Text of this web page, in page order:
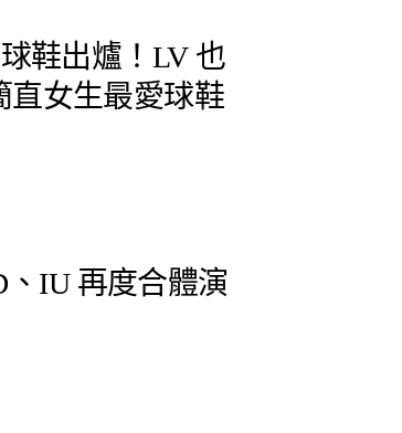
鞋出爐！LV 也
直女生最愛球鞋
IU 再度合體演